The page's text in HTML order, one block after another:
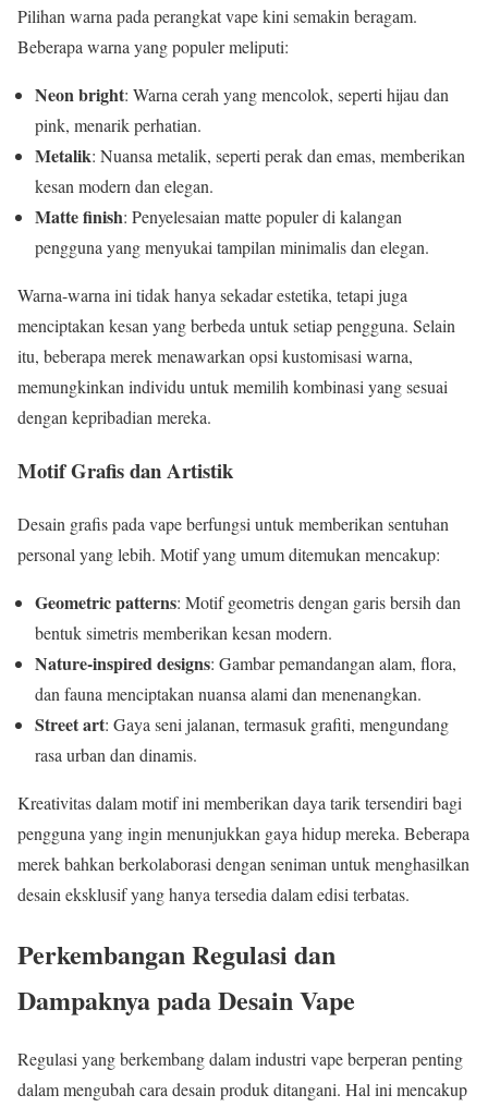
Pilihan warna pada perangkat vape kini semakin beragam.
Beberapa warna yang populer meliputi:
Neon bright: Warna cerah yang mencolok, seperti hijau dan
pink, menarik perhatian.
Metalik: Nuansa metalik, seperti perak dan emas, memberikan
kesan modern dan elegan.
Matte finish: Penyelesaian matte populer di kalangan
pengguna yang menyukai tampilan minimalis dan elegan.
Warna-warna ini tidak hanya sekadar estetika, tetapi juga
menciptakan kesan yang berbeda untuk setiap pengguna. Selain
itu, beberapa merek menawarkan opsi kustomisasi warna,
memungkinkan individu untuk memilih kombinasi yang sesuai
dengan kepribadian mereka.
Motif Grafis dan Artistik
Desain grafis pada vape berfungsi untuk memberikan sentuhan
personal yang lebih. Motif yang umum ditemukan mencakup:
Geometric patterns: Motif geometris dengan garis bersih dan
bentuk simetris memberikan kesan modern.
Nature-inspired designs: Gambar pemandangan alam, flora,
dan fauna menciptakan nuansa alami dan menenangkan.
Street art: Gaya seni jalanan, termasuk grafiti, mengundang
rasa urban dan dinamis.
Kreativitas dalam motif ini memberikan daya tarik tersendiri bagi
pengguna yang ingin menunjukkan gaya hidup mereka. Beberapa
merek bahkan berkolaborasi dengan seniman untuk menghasilkan
desain eksklusif yang hanya tersedia dalam edisi terbatas.
Perkembangan Regulasi dan
Dampaknya pada Desain Vape
Regulasi yang berkembang dalam industri vape berperan penting
dalam mengubah cara desain produk ditangani. Hal ini mencakup